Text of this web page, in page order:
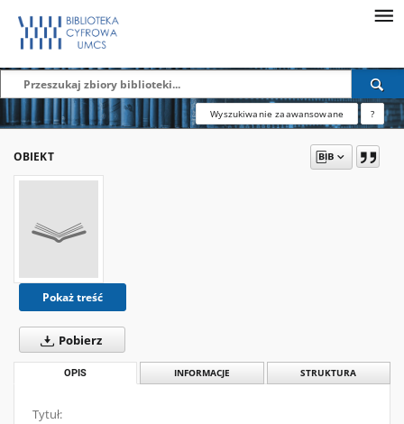
Wyszukiwanie zaawansowane ?
OBIEKT
Pokaż treść
Pobierz
OPIS INFORMACJE STRUKTURA
Tytuł: